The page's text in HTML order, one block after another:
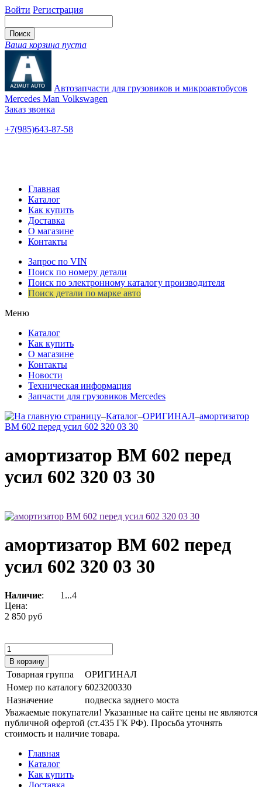
Войти Регистрация
Ваша корзина пуста
Автозапчасти для грузовиков и микроавтобусов
Mercedes Man Volkswagen
Заказ звонка
+7(985)643-87-58
Главная
Каталог
Как купить
Доставка
О магазине
Контакты
Запрос по VIN
Поиск по номеру детали
Поиск по электронному каталогу производителя
Поиск детали по марке авто
Меню
Каталог
Как купить
О магазине
Контакты
Новости
Техническая информация
Запчасти для грузовиков Mercedes
–Каталог–ОРИГИНАЛ–амортизатор
ВМ 602 перед усил 602 320 03 30
амортизатор ВМ 602 перед
усил 602 320 03 30
амортизатор ВМ 602 перед
усил 602 320 03 30
Наличие:
1...4
Цена:
2 850 руб
Товарная группа
ОРИГИНАЛ
Номер по каталогу 6023200330
Назначение
подвеска заднего моста
Уважаемые покупатели! Указанные на сайте цены не являются
публичной офертой (ст.435 ГК РФ). Просьба уточнять
стоимость и наличие товара.
Главная
Каталог
Как купить
Доставка